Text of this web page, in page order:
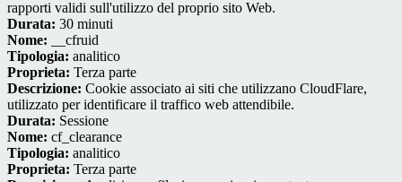
rapporti validi sull'utilizzo del proprio sito Web.
Durata: 30 minuti
Nome: __cfruid
Tipologia: analitico
Proprieta: Terza parte
Descrizione: Cookie associato ai siti che utilizzano CloudFlare,
utilizzato per identificare il traffico web attendibile.
Durata: Sessione
Nome: cf_clearance
Tipologia: analitico
Proprieta: Terza parte